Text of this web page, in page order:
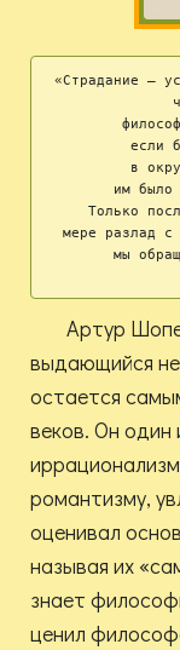
«Страдание —
если
в
им было
Только
мере разлад с
мы
Артур
выдающийся
остается
веков. Он один
романтизму,
оценивал
называя их
знает
ценил